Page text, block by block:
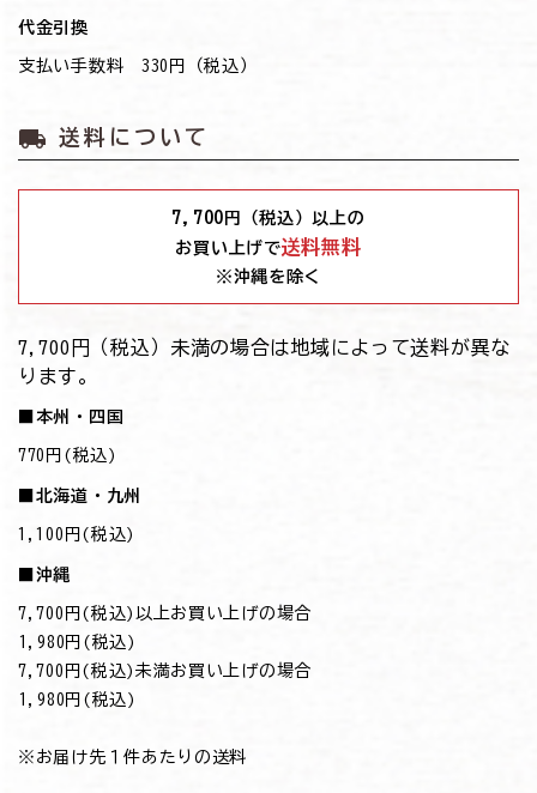
代金引換
支払い手数料 330円（税込）
local_shipping 送料について
7,700 円（税込）以上の
お買い上げで送料無料
※沖縄を除く
7,700円（税込）未満の場合は地域によって送料が異な
ります。
■本州・四国
770円(税込)
■北海道・九州
1,100円(税込)
■沖縄
7,700円(税込)以上お買い上げの場合
→1,980円(税込)
7,700円(税込)未満お買い上げの場合
→1,980円(税込)
※お届け先１件あたりの送料